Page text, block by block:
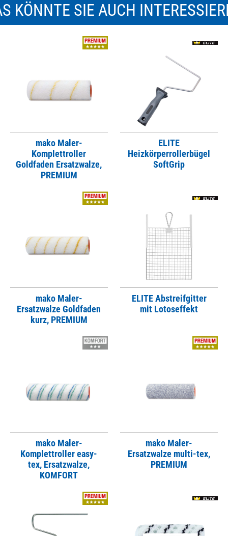
KÖNNTE SIE AUCH
mako Maler-
Komplettroller
Goldfaden Ersatzwalze,
PREMIUM
ELITE
Heizkörperrollerbügel
SoftGrip
mako Maler-
Ersatzwalze Goldfaden
kurz, PREMIUM
ELITE Abstreifgitter
mit Lotoseffekt
mako Maler-
Komplettroller easy-
tex, Ersatzwalze,
KOMFORT
mako Maler-
Ersatzwalze multi-tex,
PREMIUM